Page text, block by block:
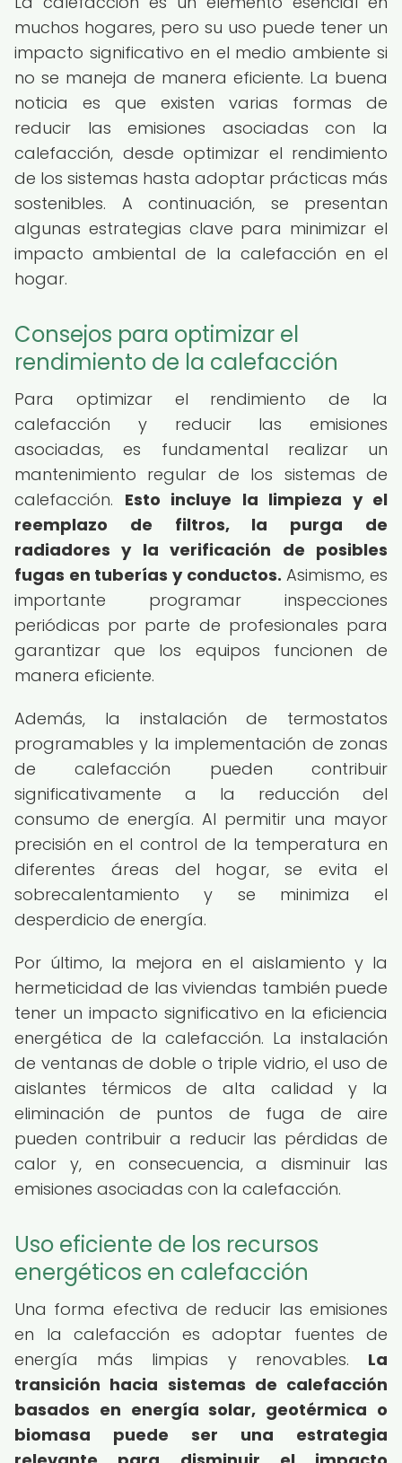
muchos hogares, pero su uso puede tener un
impacto significativo en el medio ambiente si
no se maneja de manera eficiente. La buena
noticia es que existen varias formas de
reducir las emisiones asociadas con la
calefacción, desde optimizar el rendimiento
de los sistemas hasta adoptar prácticas más
sostenibles. A continuación, se presentan
algunas estrategias clave para minimizar el
impacto ambiental de la calefacción en el
hogar.
Consejos para optimizar el
rendimiento de la calefacción
Para optimizar el rendimiento de la
calefacción y reducir las emisiones
asociadas, es fundamental realizar un
mantenimiento regular de los sistemas de
calefacción. Esto incluye la limpieza y el
reemplazo de filtros, la purga de
radiadores y la verificación de posibles
fugas en tuberías y conductos. Asimismo, es
importante programar inspecciones
periódicas por parte de profesionales para
garantizar que los equipos funcionen de
manera eficiente.
Además, la instalación de termostatos
programables y la implementación de zonas
de calefacción pueden contribuir
significativamente a la reducción del
consumo de energía. Al permitir una mayor
precisión en el control de la temperatura en
diferentes áreas del hogar, se evita el
sobrecalentamiento y se minimiza el
desperdicio de energía.
Por último, la mejora en el aislamiento y la
hermeticidad de las viviendas también puede
tener un impacto significativo en la eficiencia
energética de la calefacción. La instalación
de ventanas de doble o triple vidrio, el uso de
aislantes térmicos de alta calidad y la
eliminación de puntos de fuga de aire
pueden contribuir a reducir las pérdidas de
calor y, en consecuencia, a disminuir las
emisiones asociadas con la calefacción.
Uso eficiente de los recursos
energéticos en calefacción
Una forma efectiva de reducir las emisiones
en la calefacción es adoptar fuentes de
energía más limpias y renovables. La
transición hacia sistemas de calefacción
basados en energía solar, geotérmica o
biomasa puede ser una estrategia